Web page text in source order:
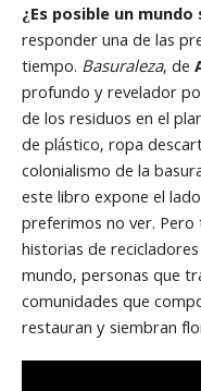
¿Es posible un
responder una de las
tiempo. Basuraleza, de
profundo y revelador
de los residuos en el
de plástico, ropa
colonialismo de la
este libro expone el
preferimos no ver. Pero
historias de
mundo, personas que
comunidades que
restauran y siembran